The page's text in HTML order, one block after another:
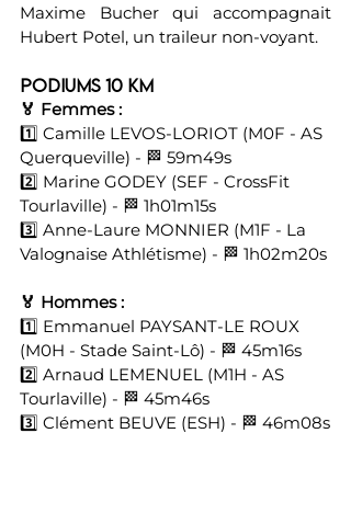
Maxime Bucher qui accompagnait
Hubert Potel, un traileur non-voyant.
Podiums 10 km
🏅 Femmes :
1️⃣ Camille LEVOS-LORIOT (M0F - AS
Querqueville) - 🏁 59m49s
2️⃣ Marine GODEY (SEF - CrossFit
Tourlaville) - 🏁 1h01m15s
3️⃣ Anne-Laure MONNIER (M1F - La
Valognaise Athlétisme) - 🏁 1h02m20s
🏅 Hommes :
1️⃣ Emmanuel PAYSANT-LE ROUX
(M0H - Stade Saint-Lô) - 🏁 45m16s
2️⃣ Arnaud LEMENUEL (M1H - AS
Tourlaville) - 🏁 45m46s
3️⃣ Clément BEUVE (ESH) - 🏁 46m08s